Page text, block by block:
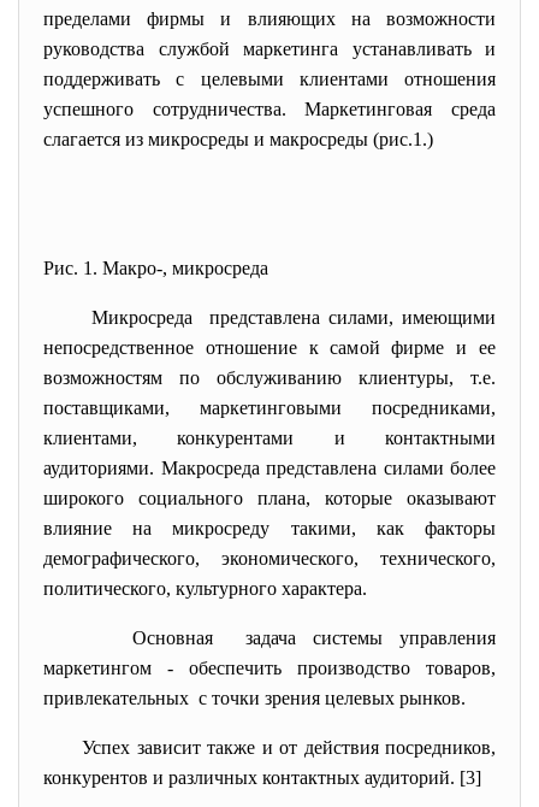
пределами фирмы и влияющих на возможности
руководства службой маркетинга устанавливать и
поддерживать с целевыми клиентами отношения
успешного сотрудничества. Маркетинговая среда
слагается из микросреды и макросреды (рис.1.)
Рис. 1. Макро-, микросреда
Микросреда представлена силами, имеющими
непосредственное отношение к самой фирме и ее
возможностям по обслуживанию клиентуры, т.е.
поставщиками, маркетинговыми посредниками,
клиентами, конкурентами и контактными
аудиториями. Макросреда представлена силами более
широкого социального плана, которые оказывают
влияние на микросреду такими, как факторы
демографического, экономического, технического,
политического, культурного характера.
Основная задача системы управления
маркетингом - обеспечить производство товаров,
привлекательных с точки зрения целевых рынков.
Успех зависит также и от действия посредников,
конкурентов и различных контактных аудиторий. [3]